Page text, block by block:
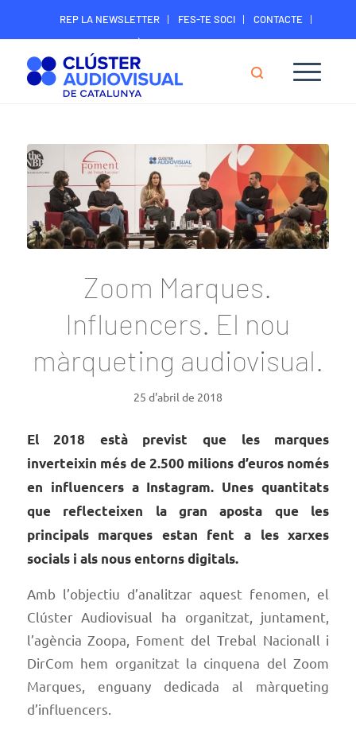
REP LA NEWSLETTER FES-TE SOCI
CONTACTE
ÀREA DIGITAL SOCIS
Zoom Marques.
Influencers. El nou
màrqueting audiovisual.
25 d'abril de 2018
El 2018 està previst que les marques
inverteixin més de 2.500 milions d’euros només
en influencers a Instagram. Unes quantitats
que reflecteixen la gran aposta que les
principals marques estan fent a les xarxes
socials i als nous entorns digitals.
Amb l’objectiu d’analitzar aquest fenomen, el
Clúster Audiovisual ha organitzat, juntament,
l’agència Zoopa, Foment del Trebal Nacionall i
DirCom hem organitzat la cinquena del Zoom
Marques, enguany dedicada al màrqueting
d’influencers.